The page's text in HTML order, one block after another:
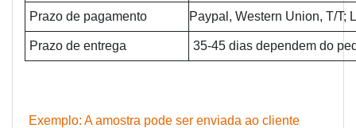
Prazo de pagamento Paypal, Western Union, T/T;
Prazo de entrega 35-45 dias dependem do
Exemplo: A amostra pode ser enviada ao cliente